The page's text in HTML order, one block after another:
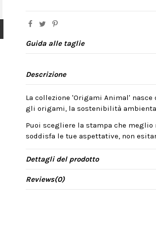
Guida alle taglie
Descrizione
La collezione 'Origami Animal'
gli origami, la sostenibilità
Puoi scegliere la stampa che meglio
soddisfa le tue aspettative, non
Dettagli del prodotto
Reviews(0)